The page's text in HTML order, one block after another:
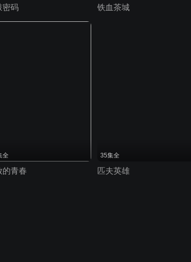
密码 铁血茶城
全
的青春
35集全
匹夫英雄